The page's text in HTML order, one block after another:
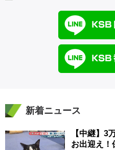
新着ニュース
【中継】3
お出迎え！